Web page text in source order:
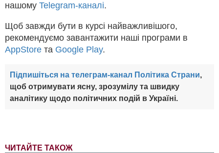
ЧИТАЙТЕ ТАКОЖ
нашому Telegram-каналі.
Щоб завжди бути в курсі найважливішого,
рекомендуємо завантажити наші програми в
AppStore та Google Play.
Підпишіться на телеграм-канал Політика Страни,
щоб отримувати ясну, зрозумілу та швидку
аналітику щодо політичних подій в Україні.